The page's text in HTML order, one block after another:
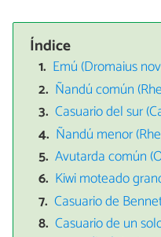
Índice
Emú (Dromaius
Ñandú común
Casuario del sur
Ñandú menor
Avutarda común
Kiwi moteado
Casuario de
Casuario de un